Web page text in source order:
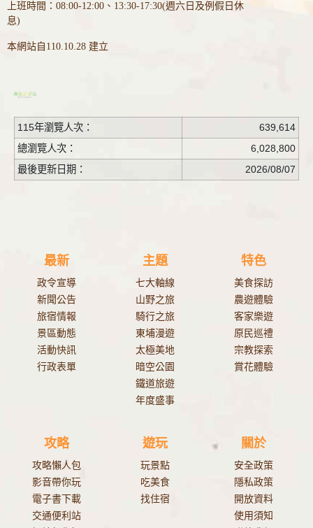
上班時間：08:00-12:00、13:30-17:30(週六日及例假日休
息)
本網站自110.10.28 建立
115年瀏覽人次：
639,614
總瀏覽人次：
6,028,800
最後更新日期：
2026/08/07
最新
政令宣導
新聞公告
旅宿情報
景區動態
活動快訊
行政表單
主題
七大軸線
山野之旅
騎行之旅
東埔漫遊
太極美地
暗空公園
鐵道旅遊
年度盛事
特色
美食探訪
農遊體驗
客家樂遊
原民巡禮
宗教探索
賞花體驗
攻略
攻略懶人包
影音帶你玩
電子書下載
交通便利站
遊玩
玩景點
吃美食
找住宿
關於
安全政策
隱私政策
開放資料
使用須知